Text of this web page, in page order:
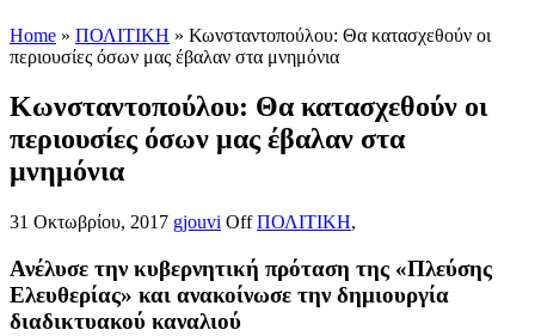
Home » ΠΟΛΙΤΙΚΗ » Κωνσταντοπούλου: Θα κατασχεθούν οι
περιουσίες όσων μας έβαλαν στα μνημόνια
Κωνσταντοπούλου: Θα κατασχεθούν οι
περιουσίες όσων μας έβαλαν στα
μνημόνια
31 Οκτωβρίου, 2017 gjouvi Off ΠΟΛΙΤΙΚΗ,
Ανέλυσε την κυβερνητική πρόταση της «Πλεύσης
Ελευθερίας» και ανακοίνωσε την δημιουργία
διαδικτυακού καναλιού